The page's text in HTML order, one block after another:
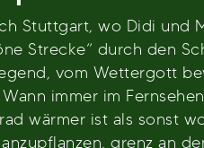
Stuttgart, wo Didi und
Strecke“ durch den
vom Wettergott
immer im
wärmer ist als sonst
grenz an